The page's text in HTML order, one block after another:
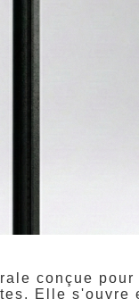
conçue pour
Elle s'ouvre